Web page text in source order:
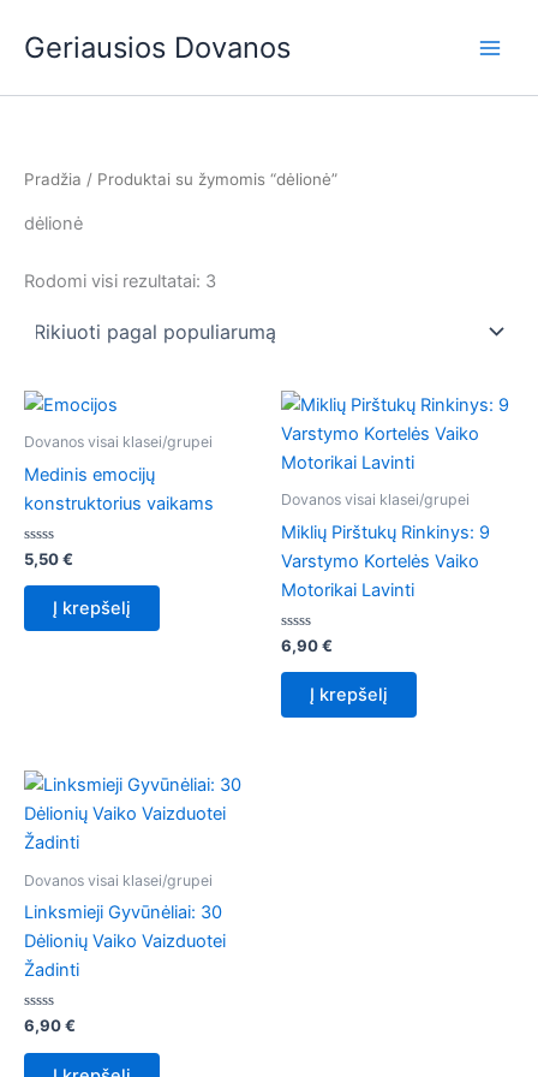
prieGeriausios Dovanos
Pradžia / Produktai su žymomis “dėlionė”
dėlionė
Rodomi visi rezultatai: 3
populiarumą
Dovanos visai klasei/grupei
Medinis emocijų
konstruktorius vaikams
Įvertinimas:
0
iš
5,50€
Į krepšelį
Dovanos visai klasei/grupei
Miklių Pirštukų Rinkinys: 9
Varstymo Kortelės Vaiko
Motorikai Lavinti
Įvertinimas:
0
iš
6,90€
Į krepšelį
Dovanos visai klasei/grupei
Linksmieji Gyvūnėliai: 30
Dėlionių Vaiko Vaizduotei
Žadinti
Įvertinimas:
iš
6,90€